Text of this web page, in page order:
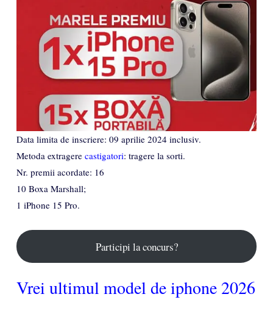
Data limita de inscriere: 09 aprilie 2024 inclusiv.
Metoda extragere castigatori: tragere la sorti.
Nr. premii acordate: 16
10 Boxa Marshall;
1 iPhone 15 Pro.
Participi la concurs?
Vrei ultimul model de iphone 2026